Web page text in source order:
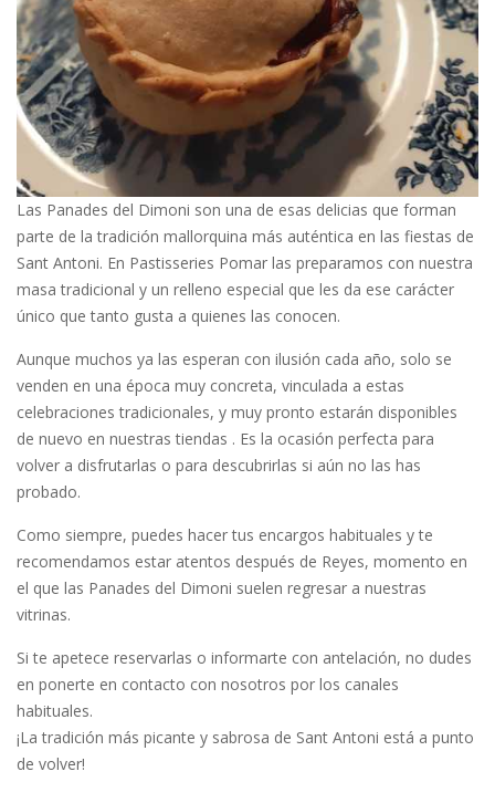
Las Panades del Dimoni son una de esas delicias que forman
parte de la tradición mallorquina más auténtica en las fiestas de
Sant Antoni. En Pastisseries Pomar las preparamos con nuestra
masa tradicional y un relleno especial que les da ese carácter
único que tanto gusta a quienes las conocen.
Aunque muchos ya las esperan con ilusión cada año, solo se
venden en una época muy concreta, vinculada a estas
celebraciones tradicionales, y muy pronto estarán disponibles
de nuevo en nuestras tiendas . Es la ocasión perfecta para
volver a disfrutarlas o para descubrirlas si aún no las has
probado.
Como siempre, puedes hacer tus encargos habituales y te
recomendamos estar atentos después de Reyes, momento en
el que las Panades del Dimoni suelen regresar a nuestras
vitrinas.
Si te apetece reservarlas o informarte con antelación, no dudes
en ponerte en contacto con nosotros por los canales
habituales.
¡La tradición más picante y sabrosa de Sant Antoni está a punto
de volver!